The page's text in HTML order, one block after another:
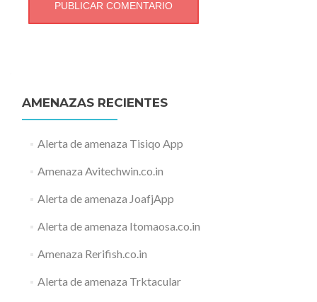
AMENAZAS RECIENTES
Alerta de amenaza Tisiqo App
Amenaza Avitechwin.co.in
Alerta de amenaza JoafjApp
Alerta de amenaza Itomaosa.co.in
Amenaza Rerifish.co.in
Alerta de amenaza Trktacular